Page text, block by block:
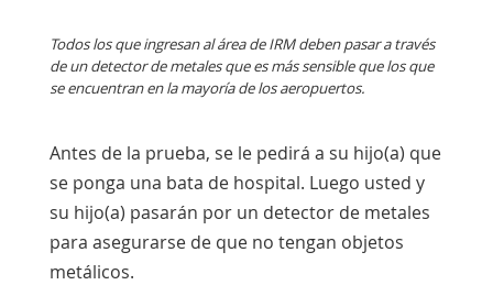
Todos los que ingresan al área de IRM deben pasar a través
de un detector de metales que es más sensible que los que
se encuentran en la mayoría de los aeropuertos.
Antes de la prueba, se le pedirá a su hijo(a) que
se ponga una bata de hospital. Luego usted y
su hijo(a) pasarán por un detector de metales
para asegurarse de que no tengan objetos
metálicos.